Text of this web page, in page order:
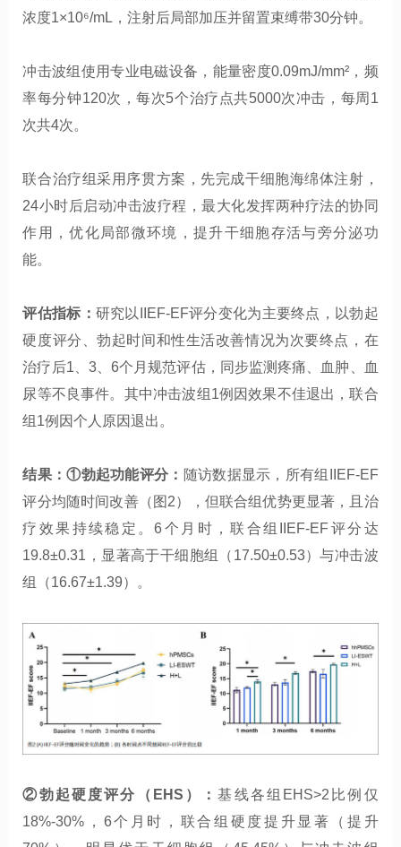
浓度1×10⁶/mL，注射后局部加压并留置束缚带30分钟。
冲击波组使用专业电磁设备，能量密度0.09mJ/mm²，频
率每分钟120次，每次5个治疗点共5000次冲击，每周1
次共4次。
联合治疗组采用序贯方案，先完成干细胞海绵体注射，
24小时后启动冲击波疗程，最大化发挥两种疗法的协同
作用，优化局部微环境，提升干细胞存活与旁分泌功
能。
评估指标： 研究以IIEF-EF评分变化为主要终点，以勃起
硬度评分、勃起时间和性生活改善情况为次要终点，在
治疗后1、3、6个月规范评估，同步监测疼痛、血肿、血
尿等不良事件。其中冲击波组1例因效果不佳退出，联合
组1例因个人原因退出。
结果：①勃起功能评分： 随访数据显示，所有组IIEF-EF
评分均随时间改善（图2），但联合组优势更显著，且治
疗效果持续稳定。6个月时，联合组IIEF-EF评分达
19.8±0.31，显著高于干细胞组（17.50±0.53）与冲击波
组（16.67±1.39）。
②勃起硬度评分（EHS）：基线各组EHS>2比例仅
18%-30%，6个月时，联合组硬度提升显著（提升